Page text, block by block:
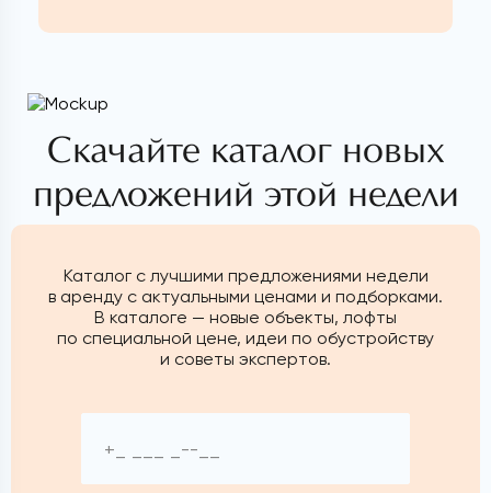
Скачайте каталог новых
предложений этой недели
Каталог с лучшими предложениями недели
в аренду с актуальными ценами и подборками.
В каталоге — новые объекты, лофты
по специальной цене, идеи по обустройству
и советы экспертов.